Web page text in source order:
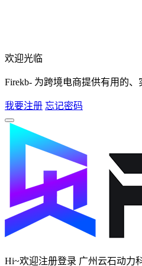
欢迎光临
Firekb- 为跨境电商提供有用的、
我要注册 忘记密码
Hi~欢迎注册登录 广州云石动力